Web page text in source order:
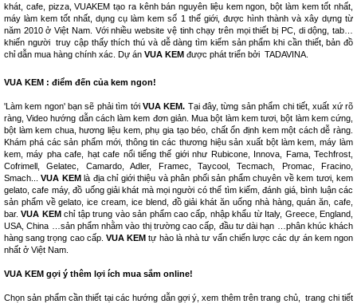
khát, cafe, pizza, VUAKEM tạo ra kênh bán nguyên liệu kem ngon, bột làm kem tốt nhất,
máy làm kem tốt nhất, dụng cụ làm kem số 1 thế giới, được hình thành và xây dựng từ
năm 2010 ở Việt Nam. Với nhiều website vệ tinh chạy trên mọi thiết bị PC, di dộng, tab…
khiến người truy cập thấy thích thú và dễ dàng tìm kiếm sản phẩm khi cần thiết, bản đồ
chỉ dẫn mua hàng chính xác. Dự án VUA KEM được phát triển bởi TADAVINA
VUA KEM : điểm đến của kem ngon!
'Làm kem ngon' bạn sẽ phải tìm tới VUA KEM. Tại đây, từng sản phẩm chi tiết, xuất xứ rõ
ràng, Video hướng dẫn cách làm kem đơn giản. Mua bột làm kem tươi, bột làm kem cứng,
bột làm kem chua, hương liệu kem, phụ gia tạo béo, chất ổn định kem một cách dễ ràng.
Khám phá các sản phẩm mới, thông tin các thương hiệu sản xuất bột làm kem, máy làm
kem, máy pha cafe, hạt cafe nổi tiếng thế giới như Rubicone, Innova, Fama, Techfrost,
Cofrimell, Gelatec, Camardo, Adler, Framec, Taycool, Tecmach, Promac, Fracino,
Smach...VUA KEMlà địa chỉ giới thiệu và phân phối sản phẩm chuyên về kem tươi, kem
gelato, cafe máy, đồ uống giải khát mà mọi người có thể tìm kiếm, đánh giá, bình luận các
sản phẩm về gelato, ice cream, ice blend, đồ giải khát ăn uống nhà hàng, quán ăn, cafe,
bar.VUA KEMchỉ tập trung vào sản phẩm cao cấp, nhập khẩu từ Italy, Greece, England,
USA, China …sản phẩm nhằm vào thị trường cao cấp, đầu tư dài hạn …phân khúc khách
hàng sang trọng cao cấp.VUA KEM tự hào là nhà tư vấn chiến lược các dự án kem ngon
nhất ở Việt Nam.
VUA KEM gợi ý thêm lợi ích mua sắm online!
Chọn sản phẩm cần thiết tại các hướng dẫn gợi ý, xem thêm trên trang chủ, trang chi tiết